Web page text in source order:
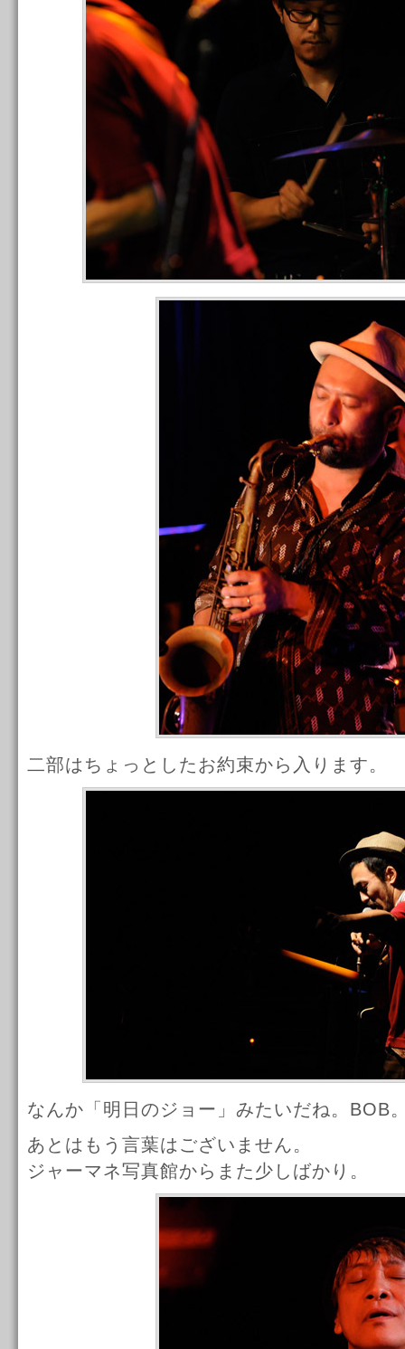
二部はちょっとしたお約束から入ります。
なんか「明日のジョー」みたいだね。BOB
あとはもう言葉はございません。
ジャーマネ写真館からまた少しばかり。